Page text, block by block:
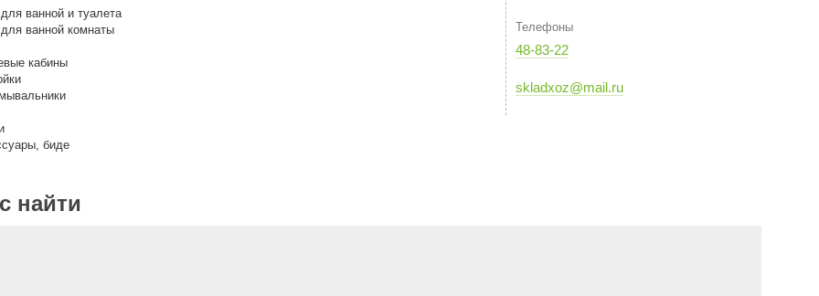
ванной и туалета
ванной комнаты
кабины
биде
Телефоны
48-83-22
skladxoz@mail.ru
найти